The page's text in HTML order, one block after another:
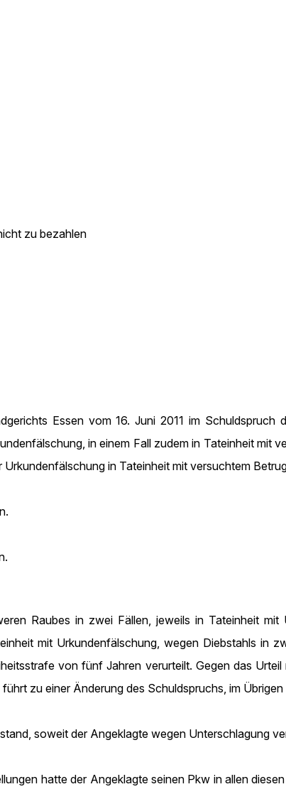
zu bezahlen
Essen vom 16. Juni 2011 im Schuldspruch
in einem Fall zudem in Tateinheit mit
in Tateinheit mit versuchtem
Raubes in zwei Fällen, jeweils in Tateinheit mit
mit Urkundenfälschung, wegen Diebstahls in
von fünf Jahren verurteilt. Gegen das
zu einer Änderung des Schuldspruchs, im
soweit der Angeklagte wegen Unterschlagung
hatte der Angeklagte seinen Pkw in allen